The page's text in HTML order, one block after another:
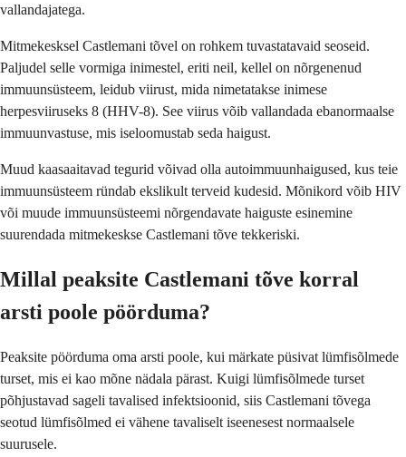
vallandajatega.
Mitmekesksel Castlemani tõvel on rohkem tuvastatavaid seoseid.
Paljudel selle vormiga inimestel, eriti neil, kellel on nõrgenenud
immuunsüsteem, leidub viirust, mida nimetatakse inimese
herpesviiruseks 8 (HHV-8). See viirus võib vallandada ebanormaalse
immuunvastuse, mis iseloomustab seda haigust.
Muud kaasaaitavad tegurid võivad olla autoimmuunhaigused, kus teie
immuunsüsteem ründab ekslikult terveid kudesid. Mõnikord võib HIV
või muude immuunsüsteemi nõrgendavate haiguste esinemine
suurendada mitmekeskse Castlemani tõve tekkeriski.
Millal peaksite Castlemani tõve korral
arsti poole pöörduma?
Peaksite pöörduma oma arsti poole, kui märkate püsivat lümfisõlmede
turset, mis ei kao mõne nädala pärast. Kuigi lümfisõlmede turset
põhjustavad sageli tavalised infektsioonid, siis Castlemani tõvega
seotud lümfisõlmed ei vähene tavaliselt iseenesest normaalsele
suurusele.